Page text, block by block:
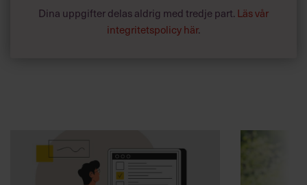
Dina uppgifter delas aldrig med tredje part. Läs vår
integritetspolicy här.